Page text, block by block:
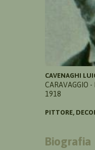
CAVENAGHI
CARAVAGGIO
1918
PITTORE,
Biografia